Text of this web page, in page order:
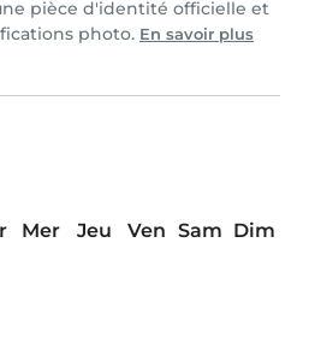
pièce d'identité officielle et
photo. En savoir plus
Mer Jeu Ven Sam Dim